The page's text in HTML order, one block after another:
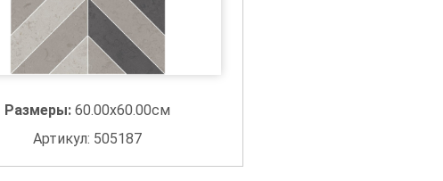
Размеры: 60.00x60.00см
Артикул: 505187